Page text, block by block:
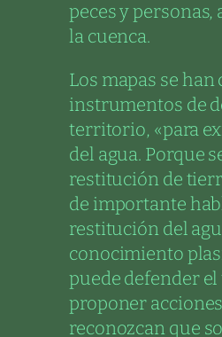
peces y personas,
la cuenca.
Los mapas se
instrumentos de
territorio, «para
del agua. Porque
restitución de
de importante
restitución del
conocimiento
puede defender
proponer
reconozcan que